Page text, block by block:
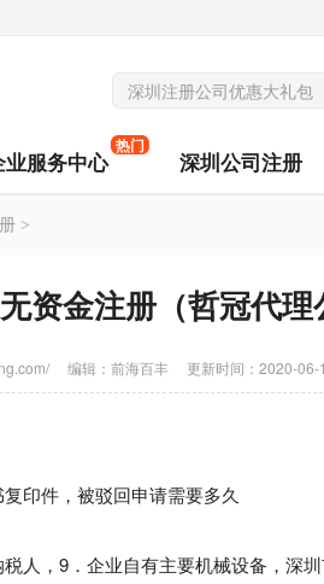
业服务中心
热门
深圳公司注册
>
资金注册（哲冠代理
编辑： 前海百丰 更新时间： 2020-06-
印件，被驳回申请需要多久
人，9．企业自有主要机械设备，深